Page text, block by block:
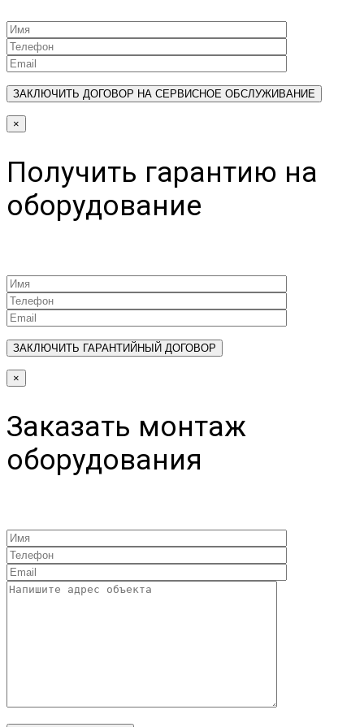
×
Получить гарантию на
оборудование
×
Заказать монтаж
оборудования